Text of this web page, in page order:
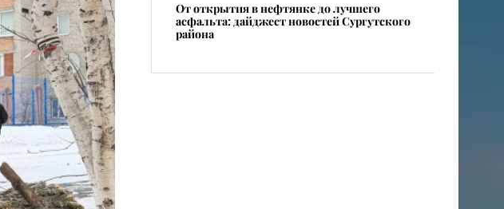
От открытия в нефтянке до лучшего
асфальта: дайджест новостей Сургутского
района